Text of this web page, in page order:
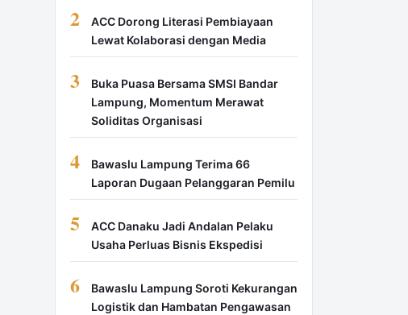
2
ACC Dorong Literasi Pembiayaan
Lewat Kolaborasi dengan Media
3
Buka Puasa Bersama SMSI Bandar
Lampung, Momentum Merawat
Soliditas Organisasi
4
Bawaslu Lampung Terima 66
Laporan Dugaan Pelanggaran Pemilu
5
ACC Danaku Jadi Andalan Pelaku
Usaha Perluas Bisnis Ekspedisi
6
Bawaslu Lampung Soroti Kekurangan
Logistik dan Hambatan Pengawasan